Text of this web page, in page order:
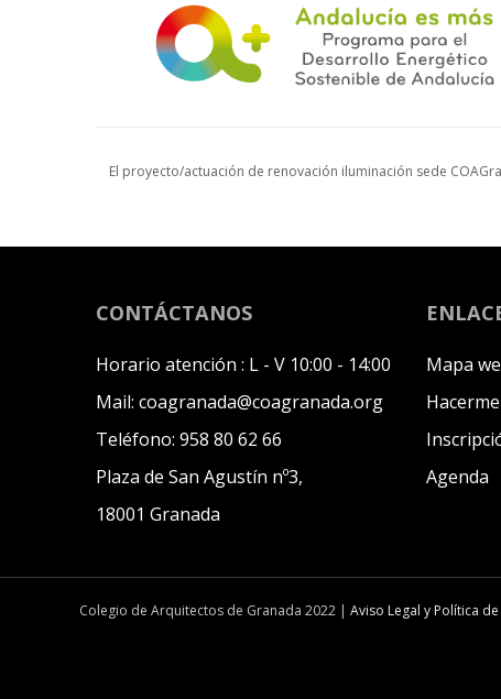
El proyecto/actuación de renovación iluminación sede
CONTÁCTANOS
Horario atención : L - V 10:00 - 14:00
Mail: coagranada@coagranada.org
Teléfono: 958 80 62 66
Plaza de San Agustín nº3,
18001 Granada
Mapa
Agenda
Colegio de Arquitectos de Granada 2022 | Aviso Legal y Política